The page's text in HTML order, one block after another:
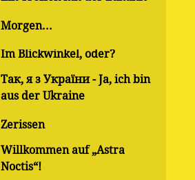
Morgen...
Im Blickwinkel, oder?
Так, я з України - Ja, ich bin
aus der Ukraine
Zerissen
Willkommen auf „Astra
Noctis“!